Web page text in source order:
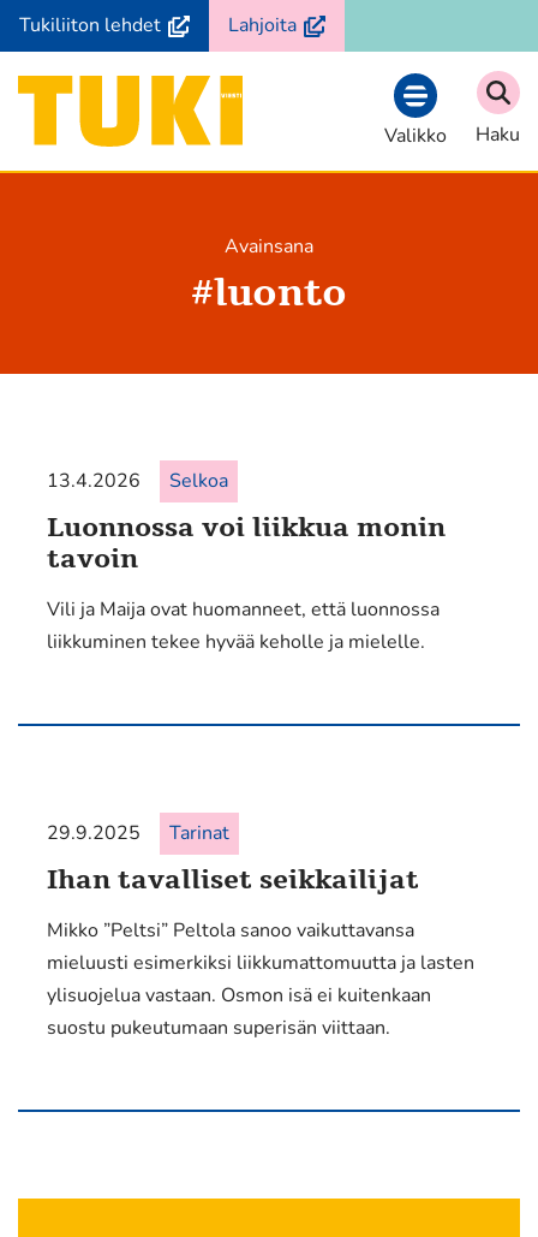
Siirry
sisältöön
Tukiliiton lehdet(avautuu
uuteen
ikkunaan,
siirryt
toiseen
Lahjoita(avautuu
uuteen
Etusivu
Valikko
Haku
Avainsana
#luonto
13.4.2026 Selkoa
Luonnossa voi liikkua monin
tavoin
Vili ja Maija ovat huomanneet, että luonnossa
liikkuminen tekee hyvää keholle ja mielelle.
29.9.2025 Tarinat
Ihan tavalliset seikkailijat
Mikko ”Peltsi” Peltola sanoo vaikuttavansa
mieluusti esimerkiksi liikkumattomuutta ja lasten
ylisuojelua vastaan. Osmon isä ei kuitenkaan
suostu pukeutumaan superisän viittaan.